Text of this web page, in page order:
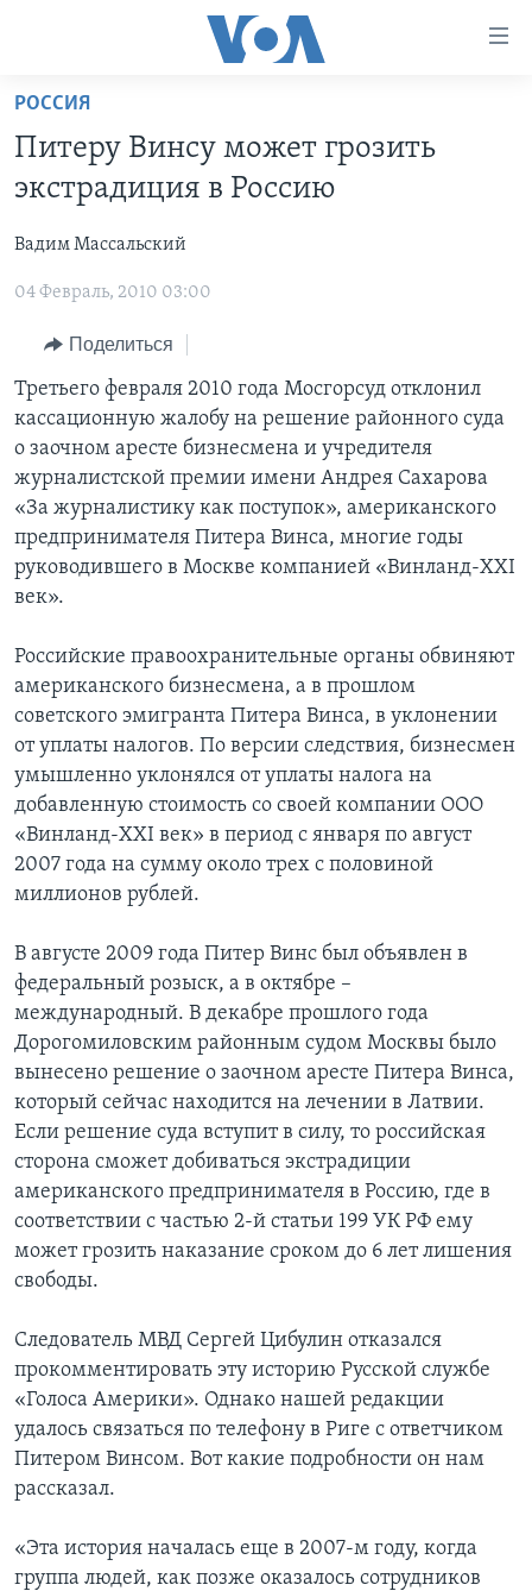
Перейти
основной
контент
Перейти
навигации
Перейти
поиск
ПРОГРАММЫ
НОВОСТИ ЗА МИНУТУ
ИТОГИ
ПОЧЕМУ ЭТО ВАЖНО?
ДИСКУССИЯ VOA
ДЕТАЛИ
НЬЮ-ЙОРК NEW YORK
АМЕРИКА. БОЛЬШОЕ ПУТЕШЕСТВИЕ
ПРОЕКТЫ
УЧИМ АНГЛИЙСКИЙ
НАША АМЕРИКАНСКАЯ ИСТОРИЯ
А КАК В АМЕРИКЕ?
АРТЕФАКТЫ
АМЕРИКАНСКИЕ ГОРОДКИ
ТЕСТЫ
ЭКСПЕРТИЗА
ИНТЕРВЬЮ
ФАКТЫ ПРОТИВ ФЕЙКОВ
ЗА СВОБОДУ ПРЕССЫ
УЧИМ АНГЛИЙСКИЙ
ВИДЕО
ПОДПИСКА НА НОВОСТИ
Learning English
Языки
РОССИЯ
Питеру Винсу может грозить
экстрадиция в Россию
Вадим Массальский
04 Февраль, 2010 03:00
Поделиться
Третьего февраля 2010 года Мосгорсуд отклонил
кассационную жалобу на решение районного суда
о заочном аресте бизнесмена и учредителя
журналистской премии имени Андрея Сахарова
«За журналистику как поступок», американского
предпринимателя Питера Винса, многие годы
руководившего в Москве компанией «Винланд-XXI
век».
Российские правоохранительные органы обвиняют
американского бизнесмена, а в прошлом
советского эмигранта Питера Винса, в уклонении
от уплаты налогов. По версии следствия, бизнесмен
умышленно уклонялся от уплаты налога на
добавленную стоимость со своей компании ООО
«Винланд-XXI век» в период с января по август
2007 года на сумму около трех с половиной
миллионов рублей.
В августе 2009 года Питер Винс был объявлен в
федеральный розыск, а в октябре –
международный. В декабре прошлого года
Дорогомиловским районным судом Москвы было
вынесено решение о заочном аресте Питера Винса,
который сейчас находится на лечении в Латвии.
Если решение суда вступит в силу, то российская
сторона сможет добиваться экстрадиции
американского предпринимателя в Россию, где в
соответствии с частью 2-й статьи 199 УК РФ ему
может грозить наказание сроком до 6 лет лишения
свободы.
Следователь МВД Сергей Цибулин отказался
прокомментировать эту историю Русской службе
«Голоса Америки». Однако нашей редакции
удалось связаться по телефону в Риге с ответчиком
Питером Винсом. Вот какие подробности он нам
рассказал.
«Эта история началась еще в 2007-м году, когда
группа людей, как позже оказалось сотрудников